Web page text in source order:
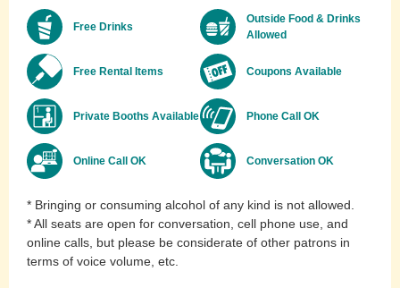
Free Drinks
Outside Food & Drinks
Allowed
Free Rental Items Coupons Available
Private Booths Available Phone Call OK
Online Call OK Conversation OK
* Bringing or consuming alcohol of any kind is not allowed.
* All seats are open for conversation, cell phone use, and
online calls, but please be considerate of other patrons in
terms of voice volume, etc.